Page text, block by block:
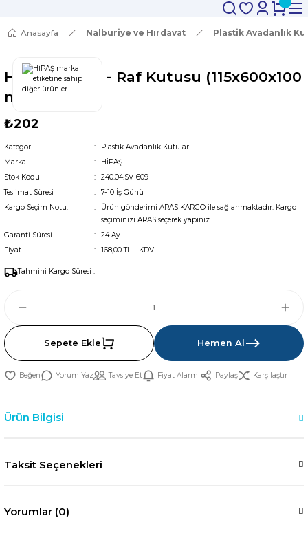
Anasayfa Nalburiye ve Hırdavat Plastik Avadanlık
Hipaş Plastik - Raf Kutusu (115x600x100
mm) -SV-609
₺202
Kategori
Plastik Avadanlık Kutuları
Marka
HİPAŞ
Stok Kodu
240.04.SV-609
Teslimat Süresi
7-10 İş Günü
Kargo Seçim Notu:
Ürün gönderimi ARAS KARGO ile sağlanmaktadır. Kargo
seçiminizi ARAS seçerek yapınız
Garanti Süresi
24 Ay
Fiyat
168,00 TL + KDV
Tahmini Kargo Süresi :
Sepete Ekle Hemen Al
Yorum Yaz Tavsiye Et Fiyat Alarmı Paylaş Karşılaştır
Ürün Bilgisi
Taksit Seçenekleri
Yorumlar (0)